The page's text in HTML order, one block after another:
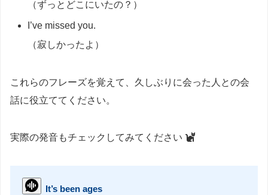
（ずっとどこにいたの？）
I’ve missed you.
（寂しかったよ）
これらのフレーズを覚えて、久しぶりに会った人との会
話に役立ててください。
実際の発音もチェックしてみてください
It’s been ages